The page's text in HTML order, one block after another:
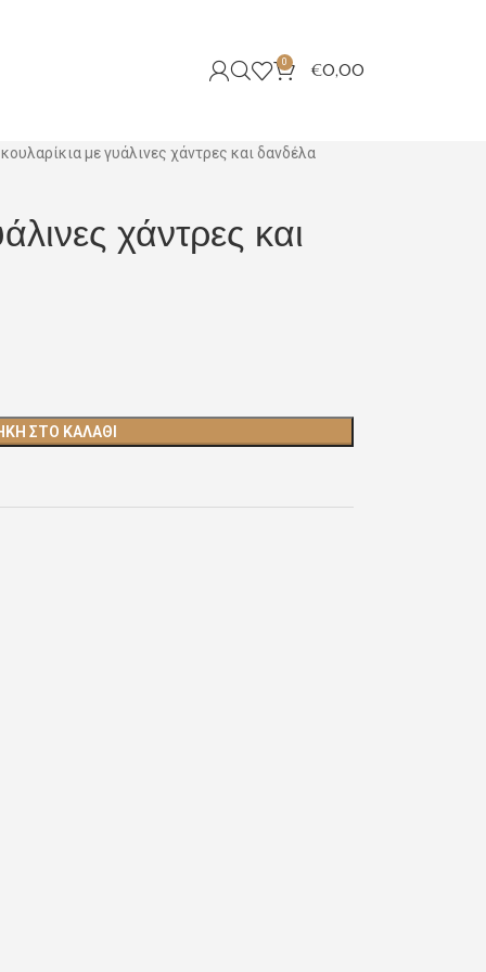
0 €0,00
με γυάλινες χάντρες και δανδέλα
χάντρες και
ΣΤΟ ΚΑΛΆΘΙ